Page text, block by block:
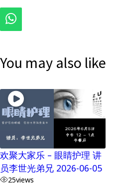
You may also like
欢聚大家乐 – 眼睛护理 讲
员李世光弟兄 2026-06-05
25views